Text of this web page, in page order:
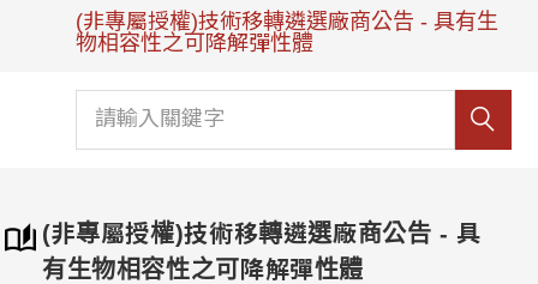
(非專屬授權)技術移轉遴選廠商公告 - 具有生
物相容性之可降解彈性體
(非專屬授權)技術移轉遴選廠商公告 - 具
有生物相容性之可降解彈性體